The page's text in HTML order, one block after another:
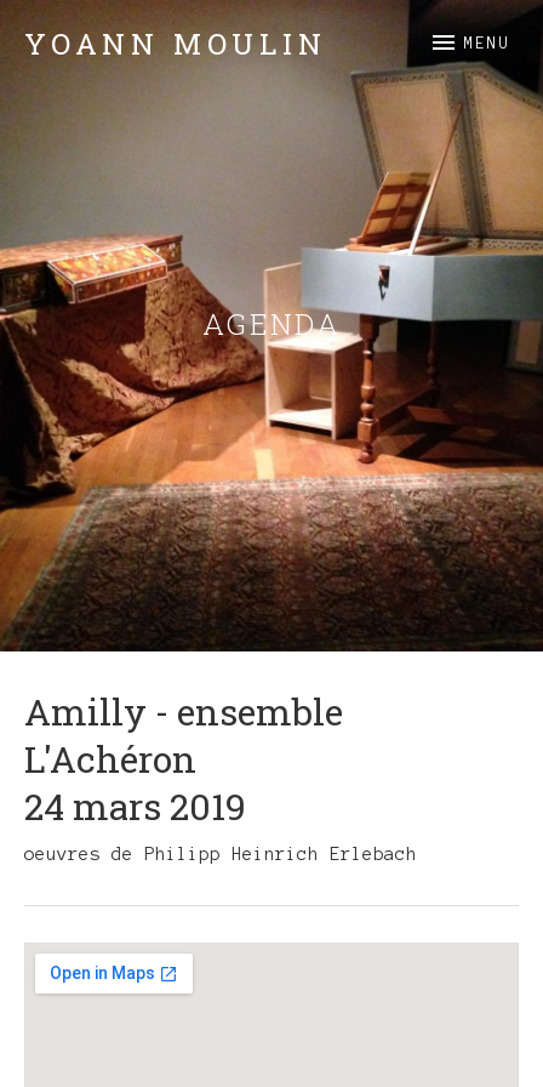
YOANN MOULIN MENU
AGENDA
Amilly - ensemble
L'Achéron
24 mars 2019
oeuvres de Philipp Heinrich Erlebach
Details